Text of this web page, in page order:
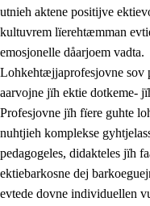
utnieh aktene positijve
kultuvrem lïerehtæmman
emosjonelle dåarjoem vadta.
Lohkehtæjjaprofesjovne sov
aarvojne jïh ektie dotkeme-
Profesjovne jïh fïere guhte
nuhtjieh komplekse
pedagogeles, didakteles jïh
ektiebarkosne dej
evtede dovne individuellen